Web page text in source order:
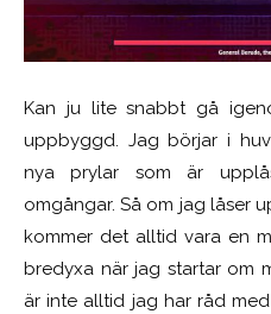
Kan ju lite snabbt gå
uppbyggd. Jag börjar i
nya prylar som är
omgångar. Så om jag låser
kommer det alltid vara en
bredyxa när jag startar om
är inte alltid jag har råd